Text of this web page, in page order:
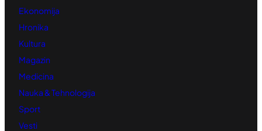
Ekonomija
Hronika
Kultura
Magazin
Medicina
Nauka & Tehnologija
Sport
Vesti